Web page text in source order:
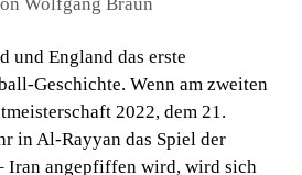
und England das erste
Geschichte. Wenn am zweiten
2022, dem 21.
in Al-Rayyan das Spiel der
Iran angepfiffen wird, wird sich